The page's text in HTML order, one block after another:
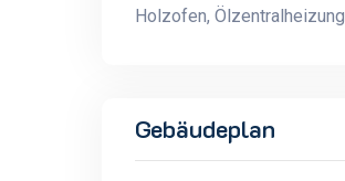
Holzofen, Ölzentralheizung
Gebäudeplan